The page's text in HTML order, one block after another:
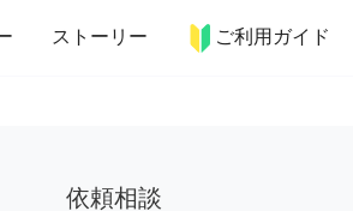
ストーリー ご利用ガイド
趣味・習い事 ペット 料理
依頼相談